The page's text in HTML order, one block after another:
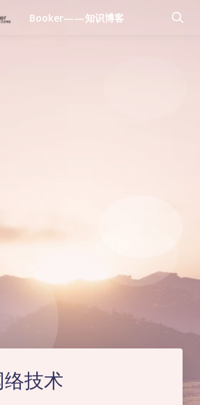
Booker——知识博客
络技术